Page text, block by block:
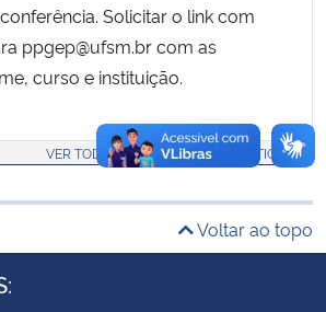
e dos Direitos Humanos
Solicitar o link com
ppgep@ufsm.br com as
curso e instituição.
VER TODAS AS DEFESAS DESTE SÍTIO
Voltar ao topo